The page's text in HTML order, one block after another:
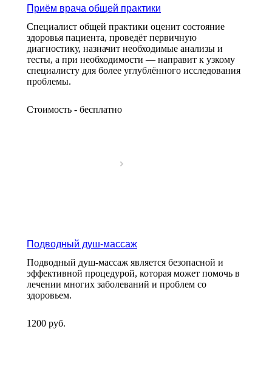
Приём врача общей практики
Специалист общей практики оценит состояние
здоровья пациента, проведёт первичную
диагностику, назначит необходимые анализы и
тесты, а при необходимости — направит к узкому
специалисту для более углублённого исследования
проблемы.
Стоимость - бесплатно
Подводный душ-массаж
Подводный душ-массаж является безопасной и
эффективной процедурой, которая может помочь в
лечении многих заболеваний и проблем со
здоровьем.
1200 руб.